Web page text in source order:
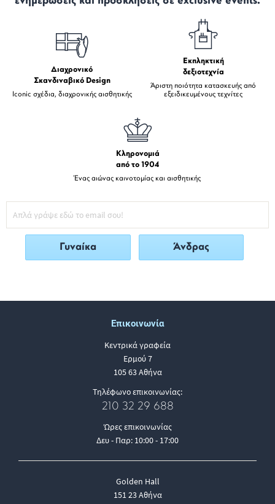
Διαχρονικό
Σκανδιναβικό Design
Iconic σχέδια, διαχρονικής αισθητικής
Εκπληκτική
δεξιοτεχνία
Άριστη ποιότητα κατασκευής από
εξειδικευμένους τεχνίτες
Κληρονομιά
από το 1904
Ένας αιώνας καινοτομίας και αισθητικής
Γυναίκα Άνδρας
Επικοινωνία
Κεντρικά γραφεία
Ερμού 7
105 63 Αθήνα
Τηλέφωνο επικοινωνίας:
210 32 29 688
Ώρες επικοινωνίας
Δευ - Παρ: 10:00 - 17:00
Golden Hall
151 23 Αθήνα